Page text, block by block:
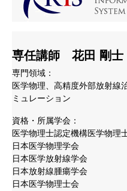
専任講師 花田 剛士
専門領域：
医学物理、高精度外部放射線
ミュレーション
資格・所属学会：
医学物理士認定機構医学物理
日本医学物理学会
日本医学放射線学会
日本放射線腫瘍学会
日本医学物理士会